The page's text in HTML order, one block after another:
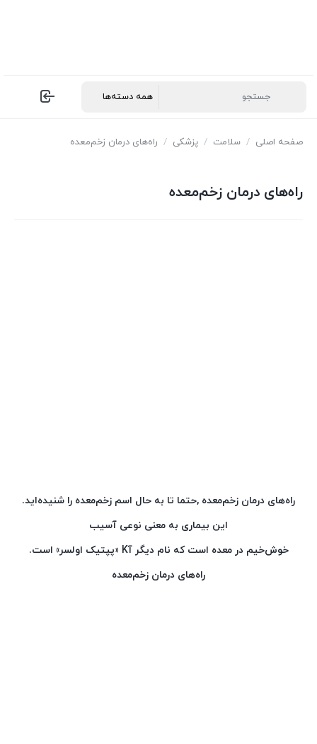
صفحه اصلی / سلامت / پزشکی / راه‌های درمان زخم‌معده
راه‌های درمان زخم‌معده
راه‌های درمان زخم‌معده ,حتما تا به حال اسم زخم‌معده را شنیده‌اید.
این بیماری به معنی نوعی آسیب
خوش‌خیم در معده است که نام دیگر آK «پپتیک اولسر» است.
راه‌های درمان زخم‌معده